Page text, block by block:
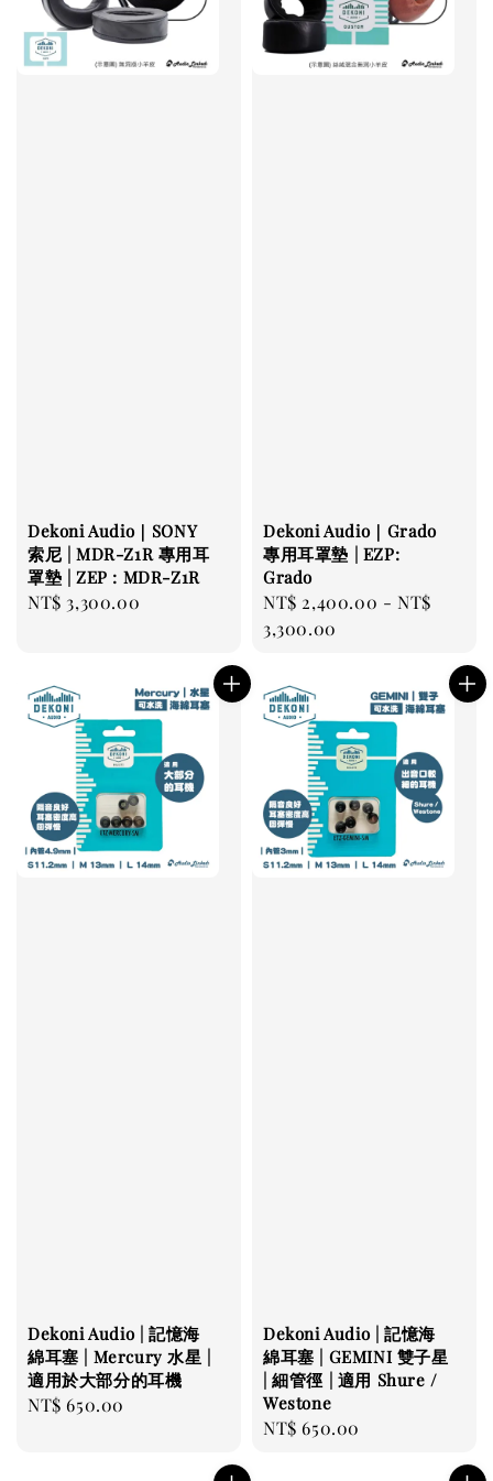
Dekoni Audio｜SONY
索尼 | MDR-Z1R 專用耳
罩墊 | ZEP : MDR-Z1R
Regular
NT$ 3,300.00
Dekoni Audio｜Grado
專用耳罩墊 | EZP:
Grado
Regular
price
NT$ 2,400.00 -NT$
3,300.00
Dekoni Audio | 記憶海
綿耳塞 | Mercury 水星 |
適用於大部分的耳機
Regular
NT$ 650.00
Dekoni Audio | 記憶海
綿耳塞 | GEMINI 雙子星
| 細管徑 | 適用 Shure /
Westone
Regular
NT$ 650.00